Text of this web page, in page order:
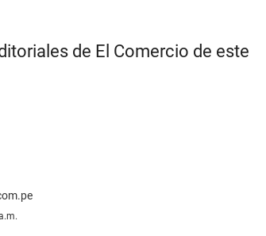
de El Comercio de este